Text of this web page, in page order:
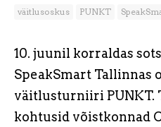
väitlusoskus PUNKT
10. juunil korraldas
SpeakSmart Tallinnas
väitlusturniiri PUNKT.
kohtusid võistkonnad